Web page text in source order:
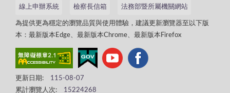
線上申辦系統 檢察長信箱 法務部暨所屬機關網站
為提供更為穩定的瀏覽品質與使用體驗，建議更新瀏覽器至以下版
本：最新版本Edge、最新版本Chrome、最新版本Firefox
更新日期:
115-08-07
累計瀏覽人次:
15224268